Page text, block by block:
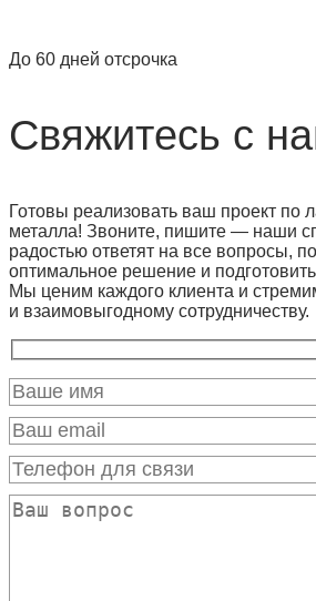
До 60 дней отсрочка
Свяжитесь с
Готовы реализовать ваш проект по
металла! Звоните, пишите — наши
радостью ответят на все вопросы,
оптимальное решение и
Мы ценим каждого клиента и
и взаимовыгодному сотрудничеству.